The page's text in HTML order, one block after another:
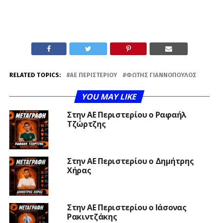
RELATED TOPICS: ΑΕ ΠΕΡΙΣΤΕΡΊΟΥ ΦΏΤΗΣ ΓΙΑΝΝΌΠΟΥΛΟΣ
YOU MAY LIKE
Στην ΑΕ Περιστερίου ο Ραφαήλ
Τζώρτζης
Στην ΑΕ Περιστερίου ο Δημήτρης
Χήρας
Στην ΑΕ Περιστερίου ο Ιάσονας
Ρακιντζάκης